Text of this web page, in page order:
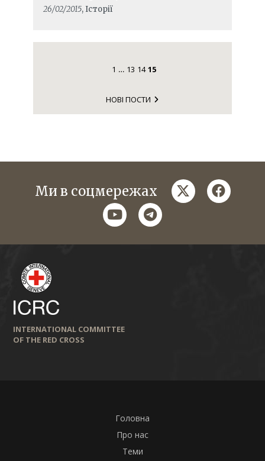
26/02/2015, Історії
1 … 13 14 15
НОВІ ПОСТИ
Ми в соцмережах twitter
youtubetelegram
INTERNATIONAL COMMITTEE
OF THE RED CROSS
Головна
Про нас
Теми